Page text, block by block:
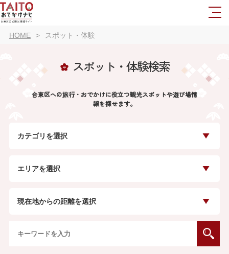
HOME スポット・体験
スポット・体験検索
台東区への旅行・おでかけに役立つ観光スポットや遊び場情
報を探せます。
カテゴリを選択
エリアを選択
現在地からの距離を選択